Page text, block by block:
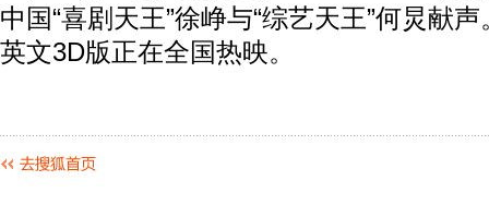
中国“喜剧天王”徐峥与“综艺天王”何炅献
英文3D版正在全国热映。